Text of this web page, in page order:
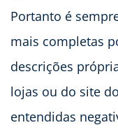
Portanto é
mais completas
descrições
lojas ou do site
entendidas